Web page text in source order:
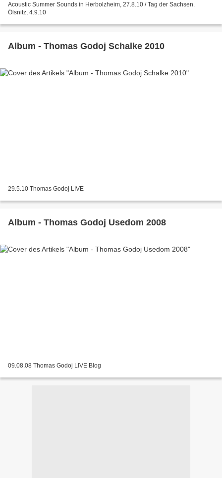
Acoustic Summer Sounds in Herbolzheim, 27.8.10 / Tag der Sachsen.
Ölsnitz, 4.9.10
Album - Thomas Godoj Schalke 2010
29.5.10 Thomas Godoj LIVE
Album - Thomas Godoj Usedom 2008
09.08.08 Thomas Godoj LIVE Blog